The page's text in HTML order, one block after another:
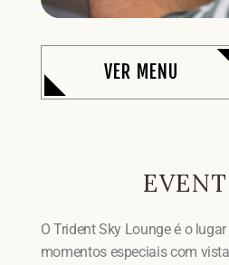
VER MENU
O Trident Sky Lounge é o
momentos especiais com